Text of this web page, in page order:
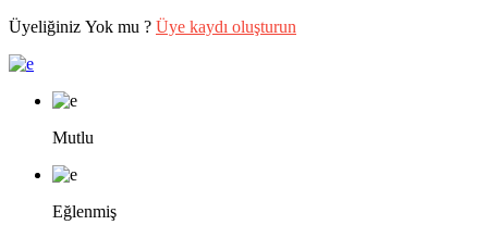
Üyeliğiniz Yok mu ? Üye kaydı oluşturun
Mutlu
Eğlenmiş